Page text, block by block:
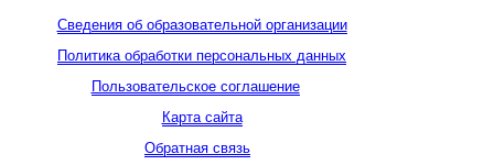
Сведения об образовательной организации
Политика обработки персональных данных
Пользовательское соглашение
Карта сайта
Обратная связь